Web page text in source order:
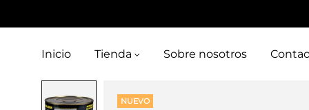
Inicio Tienda Sobre nosotros
NUEVO